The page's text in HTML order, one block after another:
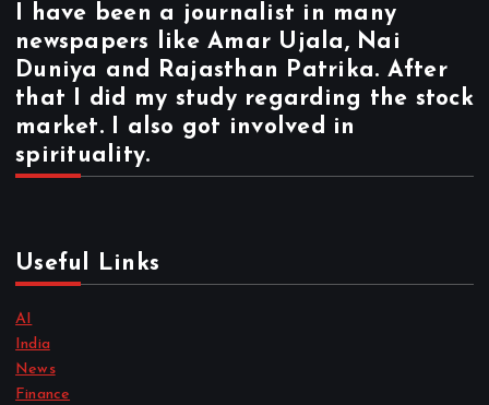
I have been a journalist in many
newspapers like Amar Ujala, Nai
Duniya and Rajasthan Patrika. After
that I did my study regarding the stock
market. I also got involved in
spirituality.
Useful Links
AI
India
News
Finance